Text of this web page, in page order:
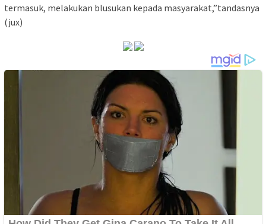
termasuk, melakukan blusukan kepada masyarakat,”tandasnya
(jux)